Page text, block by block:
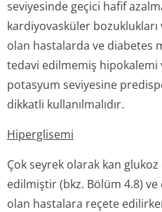
seviyesinde geçici hafif
kardiyovasküler
olan hastalarda ve diabetes
tedavi edilmemiş hipokalemi
potasyum seviyesine
dikkatli kullanılmalıdır.
Hiperglisemi
Çok seyrek olarak kan
edilmiştir (bkz. Bölüm 4.8)
olan hastalara reçete